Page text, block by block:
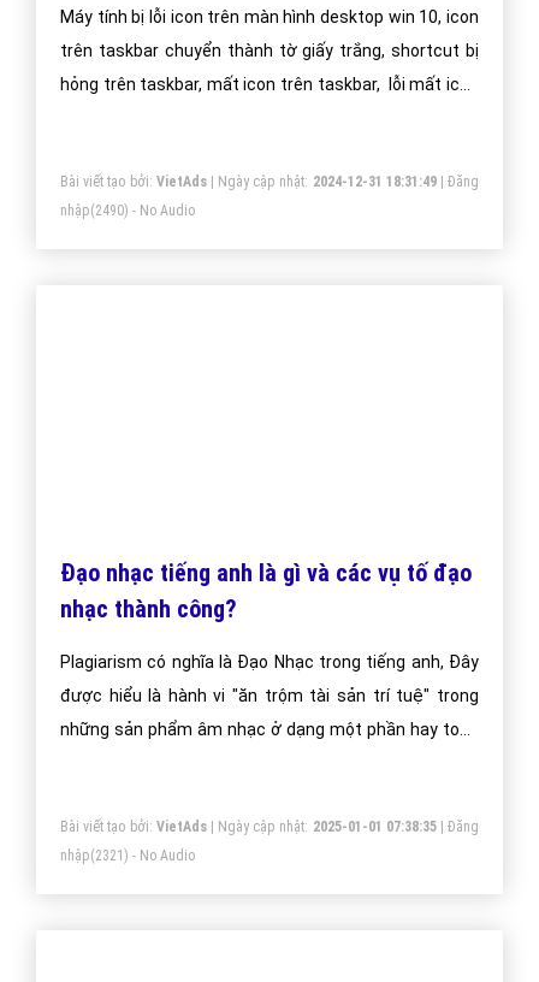
Máy tính bị lỗi icon trên màn hình desktop win 10, icon
trên taskbar chuyển thành tờ giấy trắng, shortcut bị
hỏng trên taskbar, mất icon trên taskbar, lỗi mất icon
đâu là nguyên nhân và cách khắc phục tình trạng trên
như thế nào?
Bài viết tạo bởi: VietAds| Ngày cập nhật: 2024-12-31 18:31:49|Đăng
nhập(2490) - No Audio
Đạo nhạc tiếng anh là gì và các vụ tố đạo
nhạc thành công?
Plagiarism có nghĩa là Đạo Nhạc trong tiếng anh, Đây
được hiểu là hành vi "ăn trộm tài sản trí tuệ" trong
những sản phẩm âm nhạc ở dạng một phần hay toàn
Bài viết tạo bởi: VietAds| Ngày cập nhật: 2025-01-01 07:38:35|Đăng
nhập(2321) - No Audio